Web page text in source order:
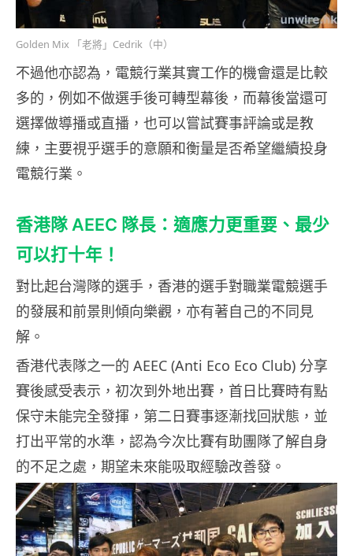
Golden Mix 「老將」Cedrik（中）
不過他亦認為，電競行業其實工作的機會還是比較
多的，例如不做選手後可轉型幕後，而幕後當還可
選擇做導播或直播，也可以嘗試賽事評論或是教
練，主要視乎選手的意願和衡量是否希望繼續投身
電競行業。
香港隊 AEEC 隊長：適應力更重要、最少
可以打十年！
對比起台灣隊的選手，香港的選手對職業電競選手
的發展和前景則傾向樂觀，亦有著自己的不同見
解。
香港代表隊之一的 AEEC (Anti Eco Eco Club) 分享
賽後感受表示，初次到外地出賽，首日比賽時有點
保守未能完全發揮，第二日賽事逐漸找回狀態，並
打出平常的水準，認為今次比賽有助團隊了解自身
的不足之處，期望未來能吸取經驗改善發。